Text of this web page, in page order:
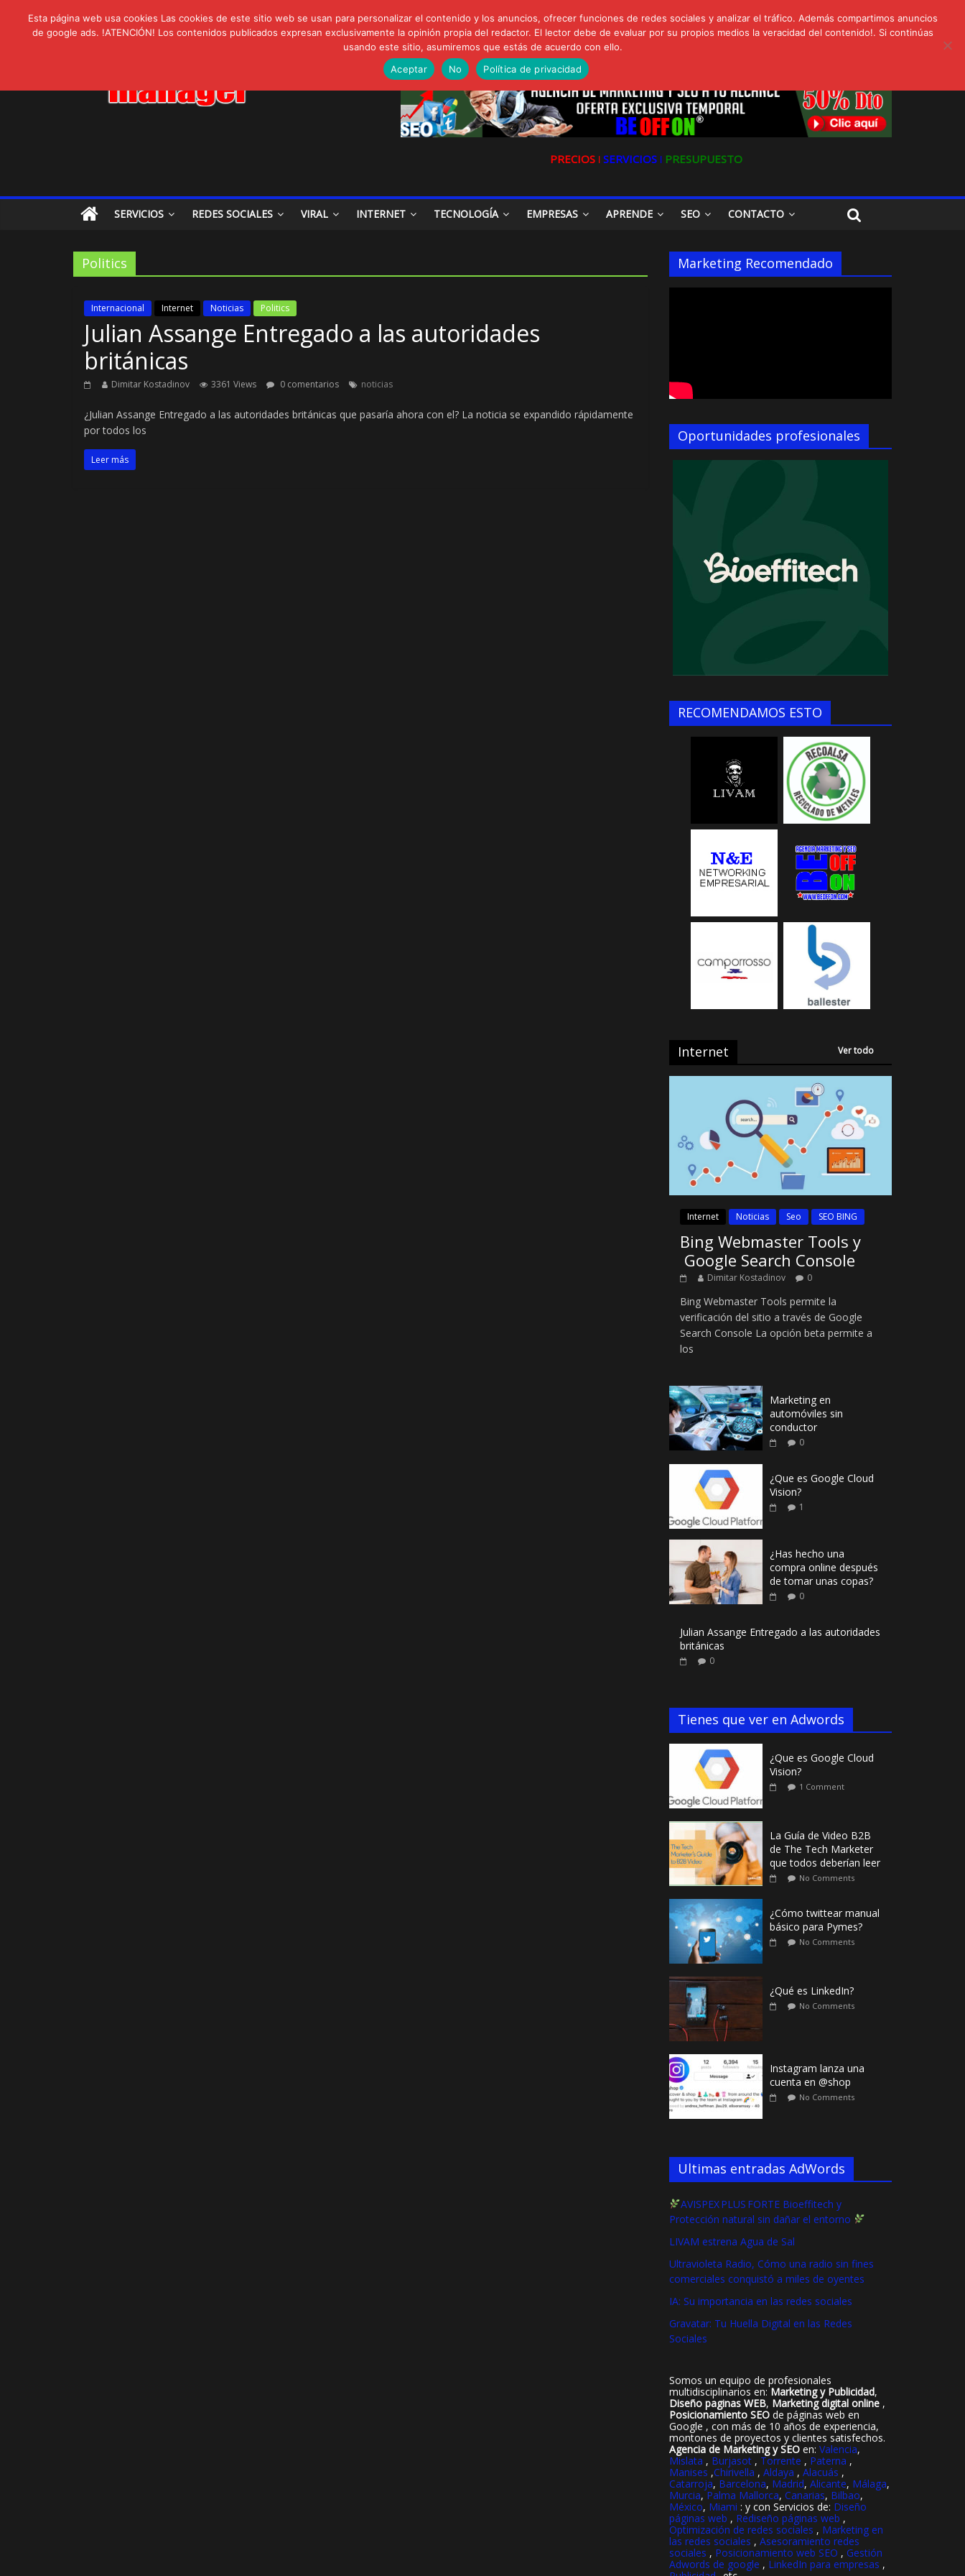
lunes, agosto 3, 2026 Novedades:
LIVAM estrena Agua de Sal
Ultravioleta Radio, Cómo una radio sin fines comerciales conquistó a miles de oyentes
IA: Su importancia en las redes sociales
Gravatar: Tu Huella Digital en las Redes Sociales
PRECIOS ǀ SERVICIOS ǀ PRESUPUESTO
SERVICIOS REDES SOCIALES VIRAL INTERNET TECNOLOGÍA EMPRESAS APRENDE SEO CONTACTO
Politics
Internacional Internet Noticias Politics
Julian Assange Entregado a las autoridades
británicas
Dimitar Kostadinov 3361 Views 0 comentarios noticias
¿Julian Assange Entregado a las autoridades británicas que pasaría ahora con el? La noticia se expandido rápidamente
por todos los
Leer más
Marketing Recomendado
Oportunidades profesionales
RECOMENDAMOS ESTO
Internet Ver todo
Internet Noticias Seo SEO BING
Bing Webmaster Tools y
Google Search Console
Dimitar Kostadinov 0
Bing Webmaster Tools permite la
verificación del sitio a través de Google
Search Console La opción beta permite a
los
Marketing en
automóviles sin
conductor
0
¿Que es Google Cloud
Vision?
1
¿Has hecho una
compra online después
de tomar unas copas?
0
Julian Assange Entregado a las autoridades
británicas
0
Tienes que ver en Adwords
¿Que es Google Cloud
Vision?
1 Comment
La Guía de Video B2B
de The Tech Marketer
que todos deberían leer
No Comments
¿Cómo twittear manual
básico para Pymes?
No Comments
¿Qué es LinkedIn?
No Comments
Instagram lanza una
cuenta en @shop
No Comments
Ultimas entradas AdWords
AVISPEX PLUS FORTE Bioeffitech y
Protección natural sin dañar el entorno
LIVAM estrena Agua de Sal
Ultravioleta Radio, Cómo una radio sin fines
comerciales conquistó a miles de oyentes
IA: Su importancia en las redes sociales
Gravatar: Tu Huella Digital en las Redes
Sociales
Somos un equipo de profesionales
multidisciplinarios en:Marketing y Publicidad,
Diseño paginas WEB, Marketing digital online ,
Posicionamiento SEO de páginas web en
Google , con más de 10 años de experiencia,
montones de proyectos y clientes satisfechos.
Agencia de Marketing y SEO en: Valencia,
Mislata , Burjasot , Torrente , Paterna ,
Manises ,Chirivella , Aldaya , Alacuás ,
Catarroja, Barcelona, Madrid, Alicante, Málaga,
Murcia,Palma Mallorca, Canarias, Bilbao,
México, Miami : y con Servicios de: Diseño
páginas web , Rediseño páginas web ,
Optimización de redes sociales , Marketing en
las redes sociales , Asesoramiento redes
sociales , Posicionamiento web SEO , Gestión
Adwords de google , LinkedIn para empresas ,
Esta página web usa cookies Las cookies de este sitio web se usan para personalizar el contenido y los anuncios, ofrecer funciones de redes sociales y analizar el tráfico. Además compartimos anuncios
de google ads. !ATENCIÓN! Los contenidos publicados expresan exclusivamente la opinión propia del redactor. El lector debe de evaluar por su propios medios la veracidad del contenido!. Si continúas
usando este sitio, asumiremos que estás de acuerdo con ello.
Aceptar
No Política de privacidad